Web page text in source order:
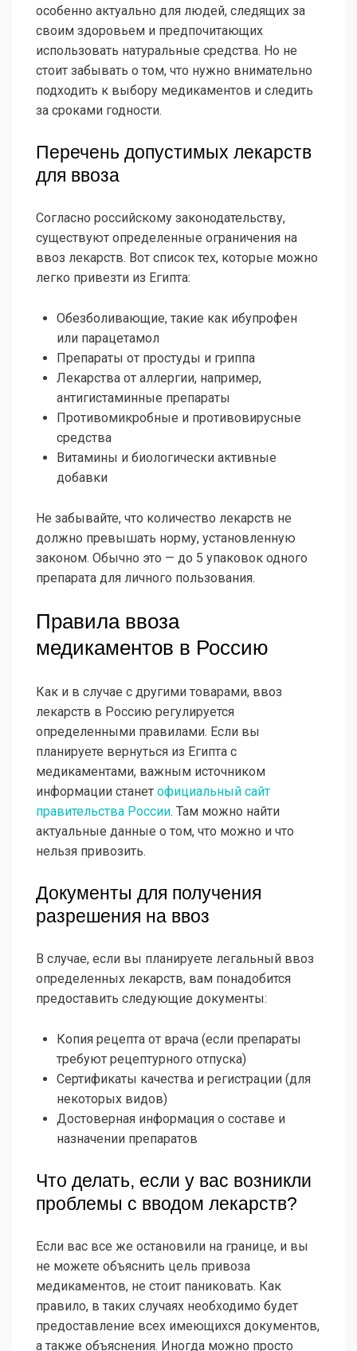
особенно актуально для людей, следящих за
своим здоровьем и предпочитающих
использовать натуральные средства. Но не
стоит забывать о том, что нужно внимательно
подходить к выбору медикаментов и следить
за сроками годности.
Перечень допустимых лекарств
для ввоза
Согласно российскому законодательству,
существуют определенные ограничения на
ввоз лекарств. Вот список тех, которые можно
легко привезти из Египта:
Обезболивающие, такие как ибупрофен
или парацетамол
Препараты от простуды и гриппа
Лекарства от аллергии, например,
антигистаминные препараты
Противомикробные и противовирусные
средства
Витамины и биологически активные
добавки
Не забывайте, что количество лекарств не
должно превышать норму, установленную
законом. Обычно это — до 5 упаковок одного
препарата для личного пользования.
Правила ввоза
медикаментов в Россию
Как и в случае с другими товарами, ввоз
лекарств в Россию регулируется
определенными правилами. Если вы
планируете вернуться из Египта с
медикаментами, важным источником
информации станет официальный сайт
правительства России. Там можно найти
актуальные данные о том, что можно и что
нельзя привозить.
Документы для получения
разрешения на ввоз
В случае, если вы планируете легальный ввоз
определенных лекарств, вам понадобится
предоставить следующие документы:
Копия рецепта от врача (если препараты
требуют рецептурного отпуска)
Сертификаты качества и регистрации (для
некоторых видов)
Достоверная информация о составе и
назначении препаратов
Что делать, если у вас возникли
проблемы с вводом лекарств?
Если вас все же остановили на границе, и вы
не можете объяснить цель привоза
медикаментов, не стоит паниковать. Как
правило, в таких случаях необходимо будет
предоставление всех имеющихся документов,
а также объяснения. Иногда можно просто